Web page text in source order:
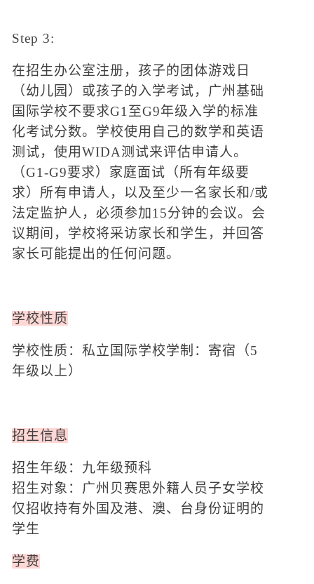
Step 3:
在招生办公室注册，孩子的团体游戏日
（幼儿园）或孩子的入学考试，广州基础
国际学校不要求G1至G9年级入学的标准
化考试分数。学校使用自己的数学和英语
测试，使用WIDA测试来评估申请人。
（G1-G9要求）家庭面试（所有年级要
求）所有申请人，以及至少一名家长和/或
法定监护人，必须参加15分钟的会议。会
议期间，学校将采访家长和学生，并回答
家长可能提出的任何问题。
学校性质
学校性质：私立国际学校学制：寄宿（5
年级以上）
招生信息
招生年级：九年级预科
招生对象：广州贝赛思外籍人员子女学校
仅招收持有外国及港、澳、台身份证明的
学生
学费